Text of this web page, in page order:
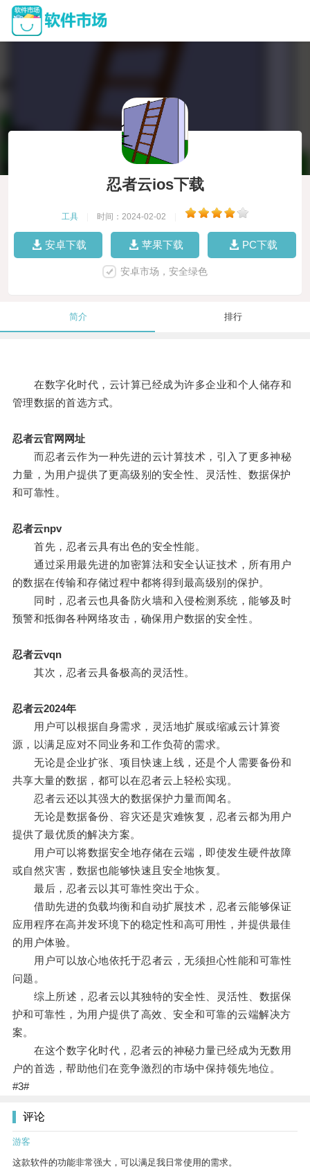
忍者云ios下载
工具 时间：2024-02-02
安卓下载 苹果下载 PC下载
安卓市场，安全绿色
简介 排行
在数字化时代，云计算已经成为许多企业和个人储存和
管理数据的首选方式。
忍者云官网网址
而忍者云作为一种先进的云计算技术，引入了更多神秘
力量，为用户提供了更高级别的安全性、灵活性、数据保护
和可靠性。
忍者云npv
首先，忍者云具有出色的安全性能。
通过采用最先进的加密算法和安全认证技术，所有用户
的数据在传输和存储过程中都将得到最高级别的保护。
同时，忍者云也具备防火墙和入侵检测系统，能够及时
预警和抵御各种网络攻击，确保用户数据的安全性。
忍者云vqn
其次，忍者云具备极高的灵活性。
忍者云2024年
用户可以根据自身需求，灵活地扩展或缩减云计算资
源，以满足应对不同业务和工作负荷的需求。
无论是企业扩张、项目快速上线，还是个人需要备份和
共享大量的数据，都可以在忍者云上轻松实现。
忍者云还以其强大的数据保护力量而闻名。
无论是数据备份、容灾还是灾难恢复，忍者云都为用户
提供了最优质的解决方案。
用户可以将数据安全地存储在云端，即使发生硬件故障
或自然灾害，数据也能够快速且安全地恢复。
最后，忍者云以其可靠性突出于众。
借助先进的负载均衡和自动扩展技术，忍者云能够保证
应用程序在高并发环境下的稳定性和高可用性，并提供最佳
的用户体验。
用户可以放心地依托于忍者云，无须担心性能和可靠性
问题。
综上所述，忍者云以其独特的安全性、灵活性、数据保
护和可靠性，为用户提供了高效、安全和可靠的云端解决方
案。
在这个数字化时代，忍者云的神秘力量已经成为无数用
户的首选，帮助他们在竞争激烈的市场中保持领先地位。
#3#
评论
游客
这款软件的功能非常强大，可以满足我日常使用的需求。